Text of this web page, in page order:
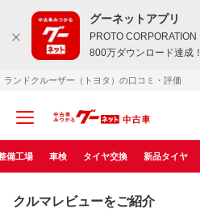
グーネットアプリ
PROTO CORPORATION
800万ダウンロード達成！
ランドクルーザー（トヨタ）の口コミ・評価
備工場 車検 タイヤ交換 新品タイヤ
クルマレビューをご紹介